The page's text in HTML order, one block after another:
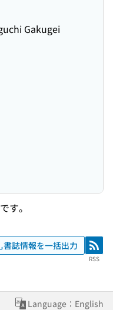
Gakugei
す。
書誌情報を一括出力 RSS
RSS
Language：English